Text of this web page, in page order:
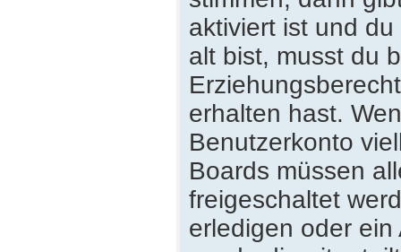
aktiviert ist und
alt bist, musst du
erhalten hast.
Benutzerkonto
Boards müssen
freigeschaltet
erledigen oder